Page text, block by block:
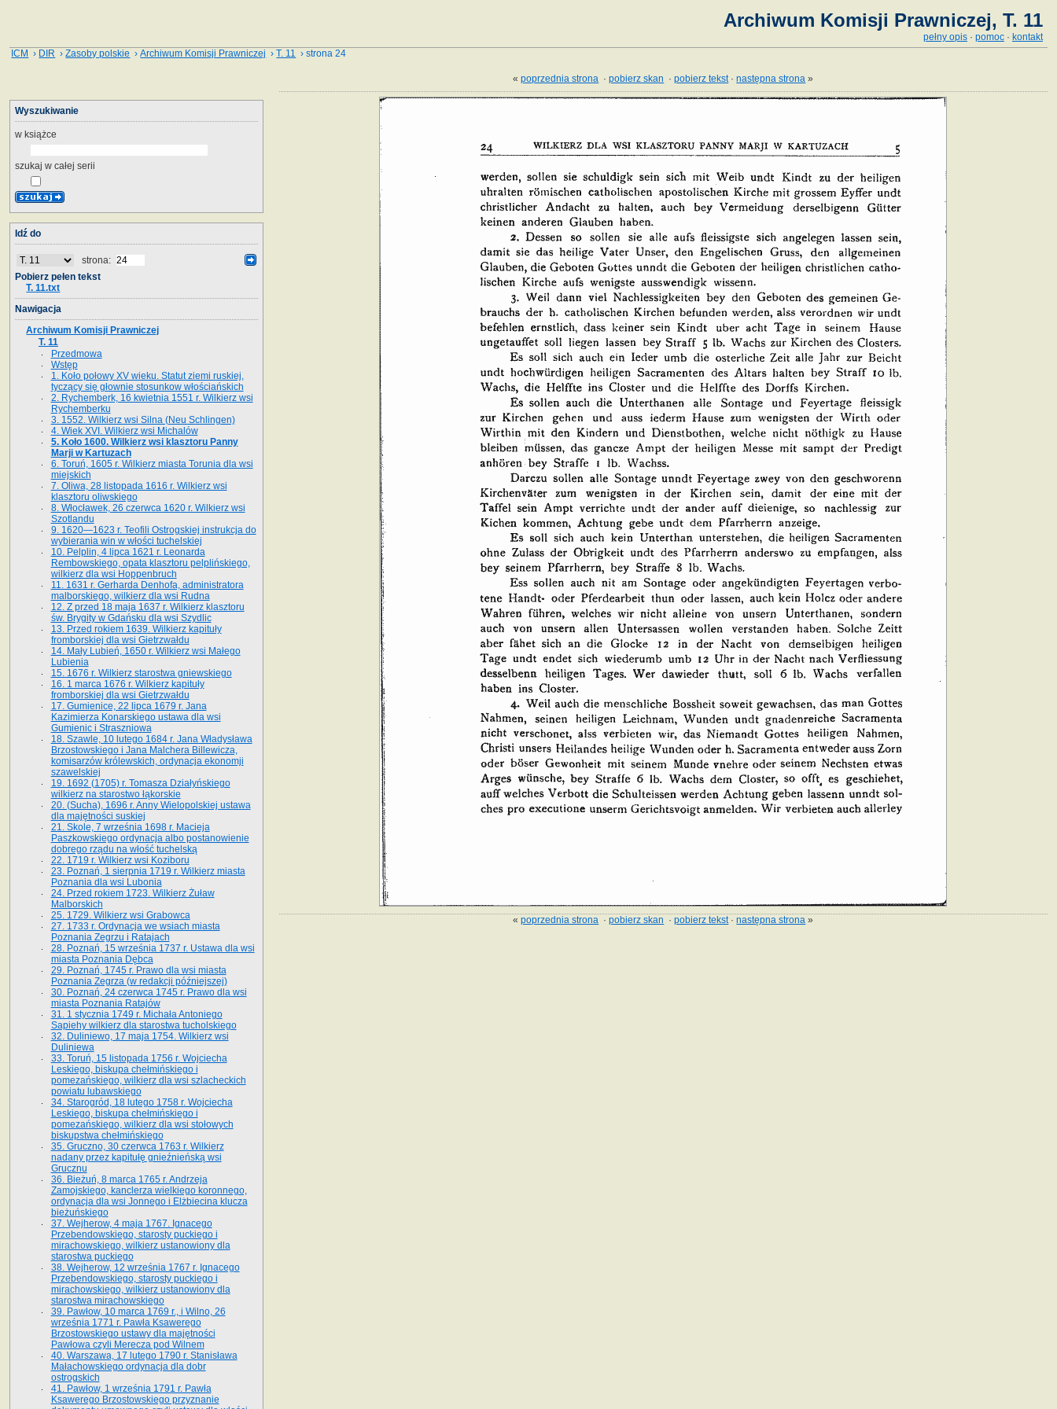
Archiwum Komisji Prawniczej, T. 11
pełny opis · pomoc · kontakt
ICM › DIR ›Zasoby polskie ›Archiwum Komisji Prawniczej ›T. 11 › strona 24
«poprzednia strona ·pobierz skan ·pobierz tekst·następna strona »
«poprzednia strona ·pobierz skan ·pobierz tekst·następna strona »
Wyszukiwanie
w książce
szukaj w całej serii
Idź do
strona:
Pobierz pełen tekst
T. 11.txt
Nawigacja
Archiwum Komisji Prawniczej
T. 11
Przedmowa
Wstęp
1. Koło połowy XV wieku. Statut ziemi ruskiej,
tyczący się głownie stosunkow włościańskich
2. Rychemberk, 16 kwietnia 1551 r. Wilkierz wsi
Rychemberku
3. 1552. Wilkierz wsi Silna (Neu Schlingen)
4. Wiek XVI. Wilkierz wsi Michalów
5. Koło 1600. Wilkierz wsi klasztoru Panny
Marji w Kartuzach
6. Toruń, 1605 r. Wilkierz miasta Torunia dla wsi
miejskich
7. Oliwa, 28 listopada 1616 r. Wilkierz wsi
klasztoru oliwskiego
8. Włocławek, 26 czerwca 1620 r. Wilkierz wsi
Szotlandu
9. 1620—1623 r. Teofili Ostrogskiej instrukcja do
wybierania win w włości tuchelskiej
10. Pelplin, 4 lipca 1621 r. Leonarda
Rembowskiego, opata klasztoru pelplińskiego,
wilkierz dla wsi Hoppenbruch
11. 1631 r. Gerharda Denhofa, administratora
malborskiego, wilkierz dla wsi Rudna
12. Z przed 18 maja 1637 r. Wilkierz klasztoru
św. Brygity w Gdańsku dla wsi Szydlic
13. Przed rokiem 1639. Wilkierz kapituły
fromborskiej dla wsi Gietrzwałdu
14. Mały Lubień, 1650 r. Wilkierz wsi Małego
Lubienia
15. 1676 r. Wilkierz starostwa gniewskiego
16. 1 marca 1676 r. Wilkierz kapituły
fromborskiej dla wsi Gietrzwałdu
17. Gumienice, 22 lipca 1679 r. Jana
Kazimierza Konarskiego ustawa dla wsi
Gumienic i Straszniowa
18. Szawle, 10 lutego 1684 r. Jana Władysława
Brzostowskiego i Jana Malchera Billewicza,
komisarzów królewskich, ordynacja ekonomji
szawelskiej
19. 1692 (1705) r. Tomasza Działyńskiego
wilkierz na starostwo łąkorskie
20. (Sucha), 1696 r. Anny Wielopolskiej ustawa
dla majętności suskiej
21. Skole, 7 września 1698 r. Macieja
Paszkowskiego ordynacja albo postanowienie
dobrego rządu na włość tuchelską
22. 1719 r. Wilkierz wsi Koziboru
23. Poznań, 1 sierpnia 1719 r. Wilkierz miasta
Poznania dla wsi Lubonia
24. Przed rokiem 1723. Wilkierz Żuław
Malborskich
25. 1729. Wilkierz wsi Grabowca
27. 1733 r. Ordynacja we wsiach miasta
Poznania Zegrzu i Ratajach
28. Poznań, 15 września 1737 r. Ustawa dla wsi
miasta Poznania Dębca
29. Poznań, 1745 r. Prawo dla wsi miasta
Poznania Zegrza (w redakcji późniejszej)
30. Poznań, 24 czerwca 1745 r. Prawo dla wsi
miasta Poznania Ratajów
31. 1 stycznia 1749 r. Michała Antoniego
Sapiehy wilkierz dla starostwa tucholskiego
32. Duliniewo, 17 maja 1754. Wilkierz wsi
Duliniewa
33. Toruń, 15 listopada 1756 r. Wojciecha
Leskiego, biskupa chełmińskiego i
pomezańskiego, wilkierz dla wsi szlacheckich
powiatu lubawskiego
34. Starogród, 18 lutego 1758 r. Wojciecha
Leskiego, biskupa chełmińskiego i
pomezańskiego, wilkierz dla wsi stołowych
biskupstwa chełmińskiego
35. Gruczno, 30 czerwca 1763 r. Wilkierz
nadany przez kapitułę gnieźnieńską wsi
Grucznu
36. Bieżuń, 8 marca 1765 r. Andrzeja
Zamojskiego, kanclerza wielkiego koronnego,
ordynacja dla wsi Jonnego i Elżbiecina klucza
bieżuńskiego
37. Wejherow, 4 maja 1767. Ignacego
Przebendowskiego, starosty puckiego i
mirachowskiego, wilkierz ustanowiony dla
starostwa puckiego
38. Wejherow, 12 września 1767 r. Ignacego
Przebendowskiego, starosty puckiego i
mirachowskiego, wilkierz ustanowiony dla
starostwa mirachowskiego
39. Pawłow, 10 marca 1769 r., i Wilno, 26
września 1771 r. Pawła Ksawerego
Brzostowskiego ustawy dla majętności
Pawłowa czyli Merecza pod Wilnem
40. Warszawa, 17 lutego 1790 r. Stanisława
Małachowskiego ordynacja dla dobr
ostrogskich
41. Pawłow, 1 września 1791 r. Pawła
Ksawerego Brzostowskiego przyznanie